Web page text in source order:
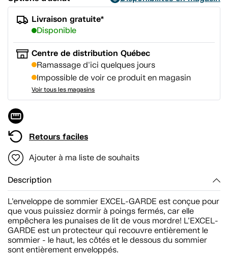
Livraison gratuite*
Disponible
Centre de distribution Québec
Ramassage d'ici quelques jours
Impossible de voir ce produit en magasin
Voir tous les magasins
Retours faciles
Ajouter à ma liste de souhaits
Description
L’enveloppe de sommier EXCEL-GARDE est conçue pour
que vous puissiez dormir à poings fermés, car elle
empêchera les punaises de lit de vous mordre! L’EXCEL-
GARDE est un protecteur qui recouvre entièrement le
sommier - le haut, les côtés et le dessous du sommier
sont entièrement enveloppés.